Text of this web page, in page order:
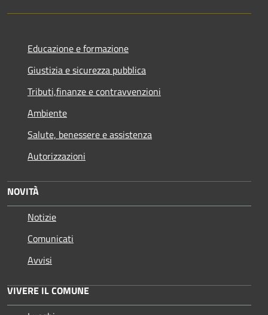
Educazione e formazione
Giustizia e sicurezza pubblica
Tributi,finanze e contravvenzioni
Ambiente
Salute, benessere e assistenza
Autorizzazioni
NOVITÀ
Notizie
Comunicati
Avvisi
VIVERE IL COMUNE